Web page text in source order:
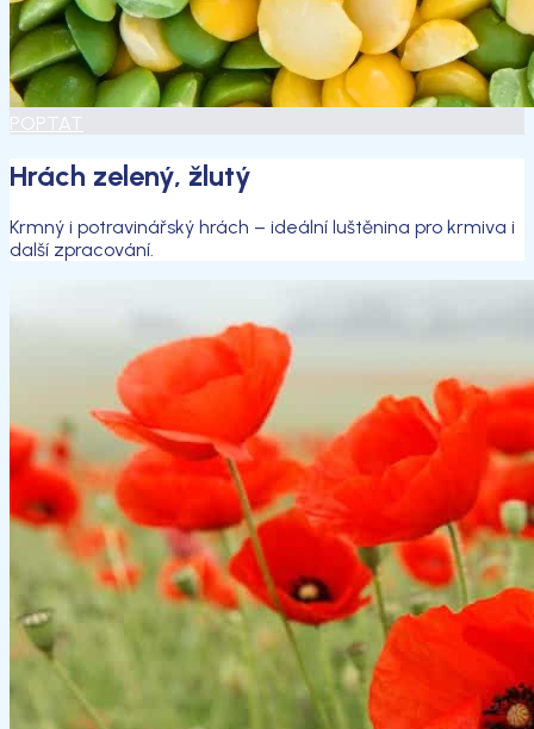
POPTAT
Hrách zelený, žlutý
Krmný i potravinářský hrách – ideální luštěnina pro krmiva i
další zpracování.